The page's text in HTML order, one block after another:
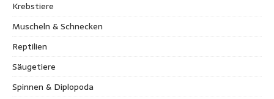
Krebstiere
Muscheln & Schnecken
Reptilien
Säugetiere
Spinnen & Diplopoda